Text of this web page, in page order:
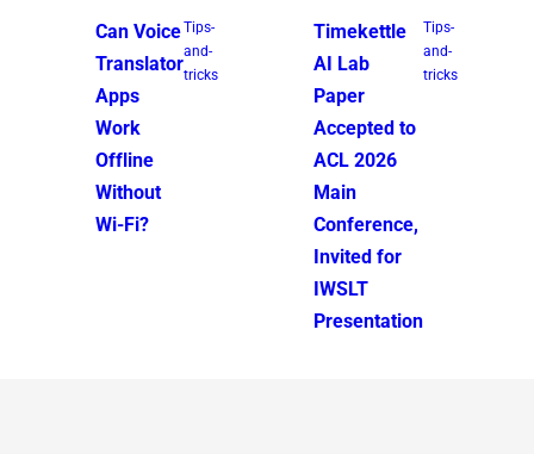
Can Voice
Translator
Apps
Work
Offline
Without
Wi-Fi?
Tips-
and-
tricks
Timekettle
AI Lab
Paper
Accepted to
ACL 2026
Main
Conference,
Invited for
IWSLT
Presentation
Tips-
and-
tricks